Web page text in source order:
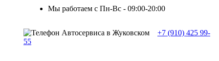
Мы работаем с Пн-Вc - 09:00-20:00
+7 (910) 425 99-
55